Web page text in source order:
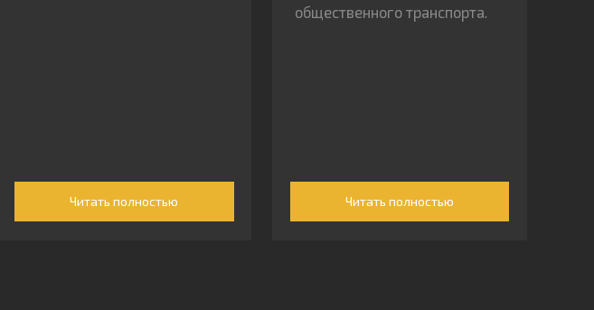
Читать полностью
общественного транспорта.
Читать полностью